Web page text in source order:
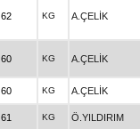
62 KG A.ÇELİK
60 KG A.ÇELİK
60 KG A.ÇELİK
61 KG Ö.YILDIRIM